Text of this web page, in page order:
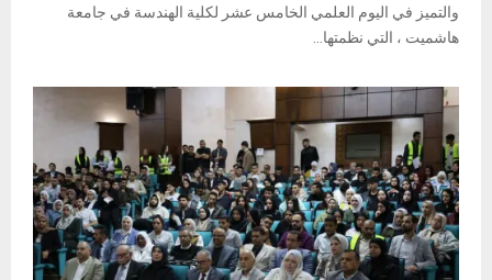
والتميز في اليوم العلمي الخامس عشر لكلية الهندسة في جامعة
هاشميت ، التي نظمتها...